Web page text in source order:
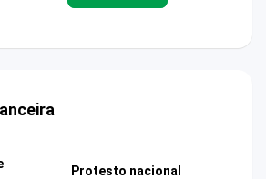
Protesto nacional